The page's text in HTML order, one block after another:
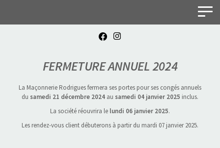
FERMETURE ANNUEL 2024
La Maçonnerie Rodrigues fermera ses portes pour ses congés annuels
du samedi 21 décembre 2024 au samedi 04 janvier 2025 inclus.
La société réouvrira le lundi 06 janvier 2025.
Les rendez-vous client débuterons à partir du mardi 07 janvier 2025.